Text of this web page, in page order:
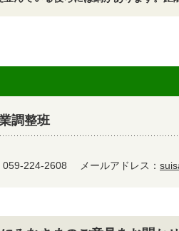
調整班
059-224-2608 メールアドレス：